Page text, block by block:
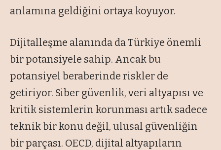
anlamına geldiğini ortaya koyuyor.
Dijitalleşme alanında da Türkiye önemli
bir potansiyele sahip. Ancak bu
potansiyel beraberinde riskler de
getiriyor. Siber güvenlik, veri altyapısı ve
kritik sistemlerin korunması artık sadece
teknik bir konu değil, ulusal güvenliğin
bir parçası. OECD, dijital altyapıların